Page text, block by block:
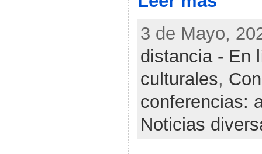
3 de Mayo,
distancia - En
culturales,
conferencias:
Noticias